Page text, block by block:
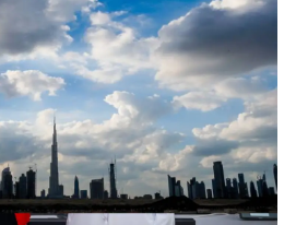
سوالف الدار
بيزنس
في المرمى